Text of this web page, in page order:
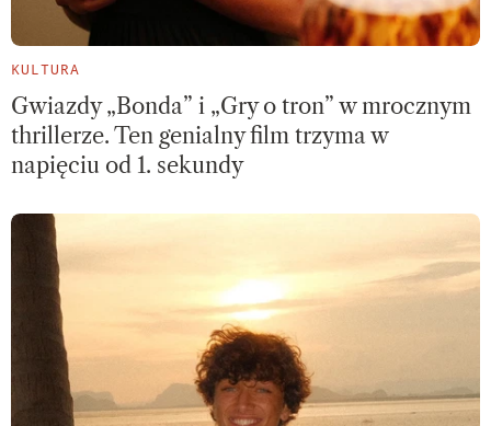
KULTURA
Gwiazdy „Bonda” i „Gry o tron” w mrocznym
thrillerze. Ten genialny film trzyma w
napięciu od 1. sekundy